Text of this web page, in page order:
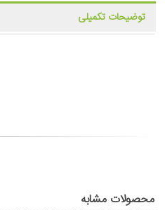
توضیحات تکمیلی
محصولات مشابه